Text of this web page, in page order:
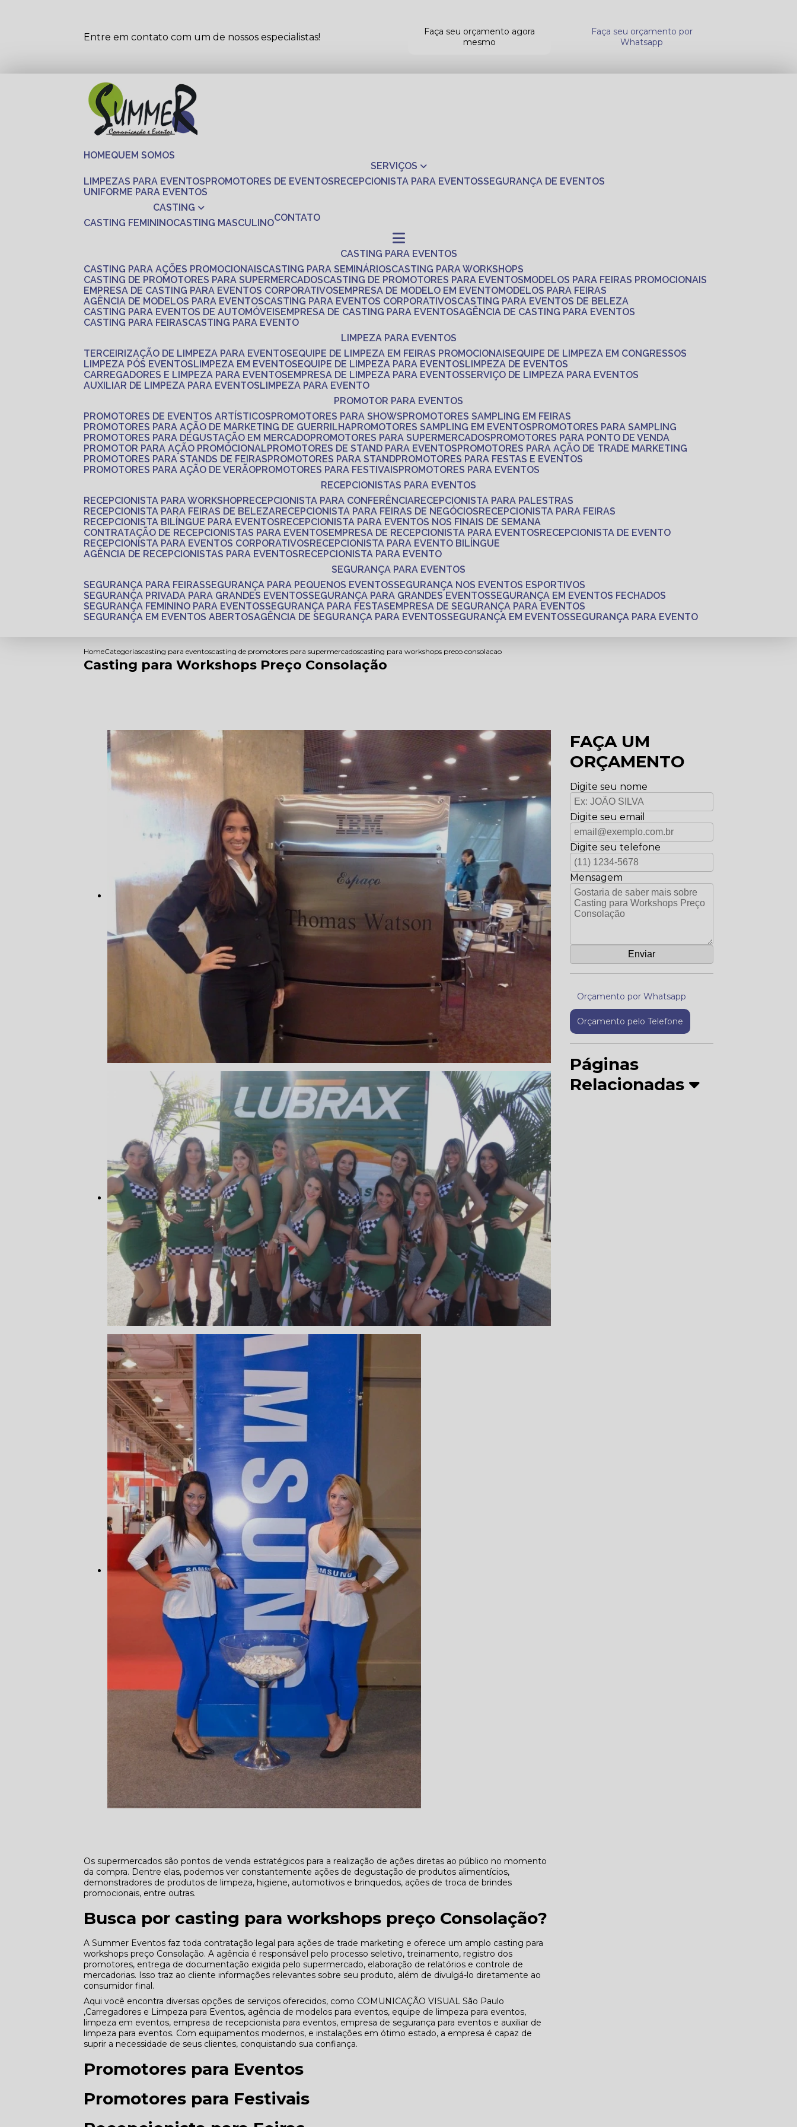
Entre em contato com um de nossos especialistas!
Faça seu orçamento agora
mesmo
Faça seu orçamento por
Whatsapp
HOME
QUEM SOMOS
SERVIÇOS
LIMPEZAS PARA EVENTOS
PROMOTORES DE EVENTOS RECEPCIONISTA PARA EVENTOS SEGURANÇA DE EVENTOS
UNIFORME PARA EVENTOS
CASTING
CASTING FEMININO CASTING MASCULINO CONTATO
CASTING PARA EVENTOS
CASTING PARA AÇÕES PROMOCIONAIS
CASTING PARA SEMINÁRIOS
CASTING PARA WORKSHOPS
CASTING DE PROMOTORES PARA SUPERMERCADOS
CASTING DE PROMOTORES PARA EVENTOS
MODELOS PARA FEIRAS PROMOCIONAIS
EMPRESA DE CASTING PARA EVENTOS CORPORATIVOS
EMPRESA DE MODELO EM EVENTO
MODELOS PARA FEIRAS
AGÊNCIA DE MODELOS PARA EVENTOS
CASTING PARA EVENTOS CORPORATIVOS
CASTING PARA EVENTOS DE BELEZA
CASTING PARA EVENTOS DE AUTOMÓVEIS
EMPRESA DE CASTING PARA EVENTOS
AGÊNCIA DE CASTING PARA EVENTOS
CASTING PARA FEIRAS
CASTING PARA EVENTO
LIMPEZA PARA EVENTOS
TERCEIRIZAÇÃO DE LIMPEZA PARA EVENTOS
EQUIPE DE LIMPEZA EM FEIRAS PROMOCIONAIS
EQUIPE DE LIMPEZA EM CONGRESSOS
LIMPEZA PÓS EVENTOS
LIMPEZA EM EVENTOS EQUIPE DE LIMPEZA PARA EVENTOS
LIMPEZA DE EVENTOS
CARREGADORES E LIMPEZA PARA EVENTOS
EMPRESA DE LIMPEZA PARA EVENTOS SERVIÇO DE LIMPEZA PARA EVENTOS
AUXILIAR DE LIMPEZA PARA EVENTOS
LIMPEZA PARA EVENTO
PROMOTOR PARA EVENTOS
PROMOTORES DE EVENTOS ARTÍSTICOS
PROMOTORES PARA SHOWS
PROMOTORES SAMPLING EM FEIRAS
PROMOTORES PARA AÇÃO DE MARKETING DE GUERRILHA PROMOTORES SAMPLING EM EVENTOS
PROMOTORES PARA SAMPLING
PROMOTORES PARA DEGUSTAÇÃO EM MERCADO PROMOTORES PARA SUPERMERCADOS
PROMOTORES PARA PONTO DE VENDA
PROMOTOR PARA AÇÃO PROMOCIONAL
PROMOTORES DE STAND PARA EVENTOS
PROMOTORES PARA AÇÃO DE TRADE MARKETING
PROMOTORES PARA STANDS DE FEIRAS
PROMOTORES PARA STAND PROMOTORES PARA FESTAS E EVENTOS
PROMOTORES PARA AÇÃO DE VERÃO PROMOTORES PARA FESTIVAIS
PROMOTORES PARA EVENTOS
RECEPCIONISTAS PARA EVENTOS
RECEPCIONISTA PARA WORKSHOP
RECEPCIONISTA PARA CONFERÊNCIA
RECEPCIONISTA PARA PALESTRAS
RECEPCIONISTA PARA FEIRAS DE BELEZA
RECEPCIONISTA PARA FEIRAS DE NEGÓCIOS
RECEPCIONISTA PARA FEIRAS
RECEPCIONISTA BILÍNGUE PARA EVENTOS
RECEPCIONISTA PARA EVENTOS NOS FINAIS DE SEMANA
CONTRATAÇÃO DE RECEPCIONISTAS PARA EVENTOS
EMPRESA DE RECEPCIONISTA PARA EVENTOS
RECEPCIONISTA DE EVENTO
RECEPCIONISTA PARA EVENTOS CORPORATIVOS
RECEPCIONISTA PARA EVENTO BILÍNGUE
AGÊNCIA DE RECEPCIONISTAS PARA EVENTOS
RECEPCIONISTA PARA EVENTO
SEGURANÇA PARA EVENTOS
SEGURANÇA PARA FEIRAS SEGURANÇA PARA PEQUENOS EVENTOS SEGURANÇA NOS EVENTOS ESPORTIVOS
SEGURANÇA PRIVADA PARA GRANDES EVENTOS SEGURANÇA PARA GRANDES EVENTOS SEGURANÇA EM EVENTOS FECHADOS
SEGURANÇA FEMININO PARA EVENTOS SEGURANÇA PARA FESTAS
EMPRESA DE SEGURANÇA PARA EVENTOS
SEGURANÇA EM EVENTOS ABERTOS
AGÊNCIA DE SEGURANÇA PARA EVENTOS SEGURANÇA EM EVENTOS SEGURANÇA PARA EVENTO
HomeCategoriascasting para eventoscasting de promotores para supermercadoscasting para workshops preco consolacao
Casting para Workshops Preço Consolação
Os supermercados são pontos de venda estratégicos para a realização de ações diretas ao público no momento
da compra. Dentre elas, podemos ver constantemente ações de degustação de produtos alimentícios,
demonstradores de produtos de limpeza, higiene, automotivos e brinquedos, ações de troca de brindes
promocionais, entre outras.
Busca por casting para workshops preço Consolação?
A Summer Eventos faz toda contratação legal para ações de trade marketing e oferece um amplo casting para
workshops preço Consolação. A agência é responsável pelo processo seletivo, treinamento, registro dos
promotores, entrega de documentação exigida pelo supermercado, elaboração de relatórios e controle de
mercadorias. Isso traz ao cliente informações relevantes sobre seu produto, além de divulgá-lo diretamente ao
consumidor final.
Aqui você encontra diversas opções de serviços oferecidos, como COMUNICAÇÃO VISUAL São Paulo
,Carregadores e Limpeza para Eventos, agência de modelos para eventos, equipe de limpeza para eventos,
limpeza em eventos, empresa de recepcionista para eventos, empresa de segurança para eventos e auxiliar de
limpeza para eventos. Com equipamentos modernos, e instalações em ótimo estado, a empresa é capaz de
suprir a necessidade de seus clientes, conquistando sua confiança.
Promotores para Eventos
Promotores para Festivais
FAÇA UM
ORÇAMENTO
Digite seu nome
Digite seu email
Digite seu telefone
Mensagem
Orçamento por Whatsapp
Orçamento pelo Telefone
Páginas
Relacionadas